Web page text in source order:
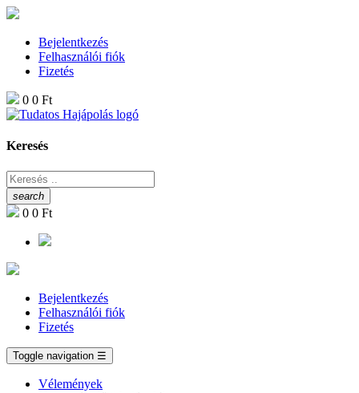
Bejelentkezés
Felhasználói fiók
Fizetés
0 0 Ft
Keresés
search
0 0 Ft
Bejelentkezés
Felhasználói fiók
Fizetés
Toggle navigation ☰
Vélemények